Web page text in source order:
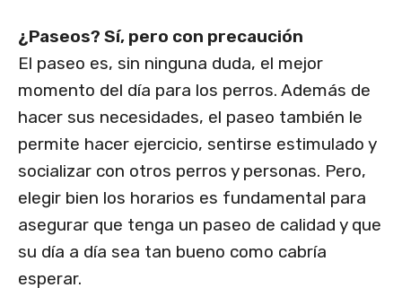
¿Paseos? Sí, pero con precaución
El paseo es, sin ninguna duda, el mejor
momento del día para los perros. Además de
hacer sus necesidades, el paseo también le
permite hacer ejercicio, sentirse estimulado y
socializar con otros perros y personas. Pero,
elegir bien los horarios es fundamental para
asegurar que tenga un paseo de calidad y que
su día a día sea tan bueno como cabría
esperar.